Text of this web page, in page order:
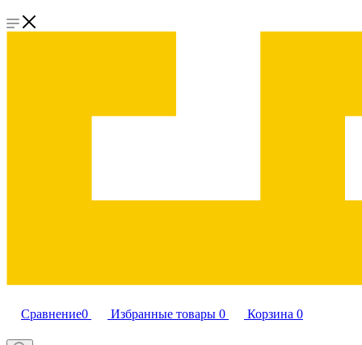
Сравнение0 Избранные товары 0 Корзина 0